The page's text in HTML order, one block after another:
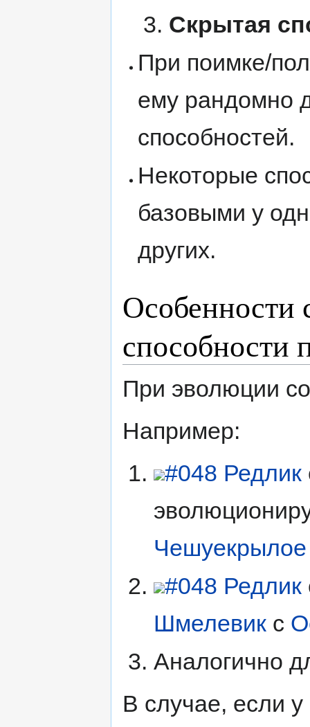
Скрытая
При поимке/
ему рандомно
способностей.
Некоторые
базовыми у
других.
Особенности
способности
При эволюции
Например:
#048 Редлик
Чешуекрылое
#048 Редлик
Шмелевикс
Аналогично
В случае, если